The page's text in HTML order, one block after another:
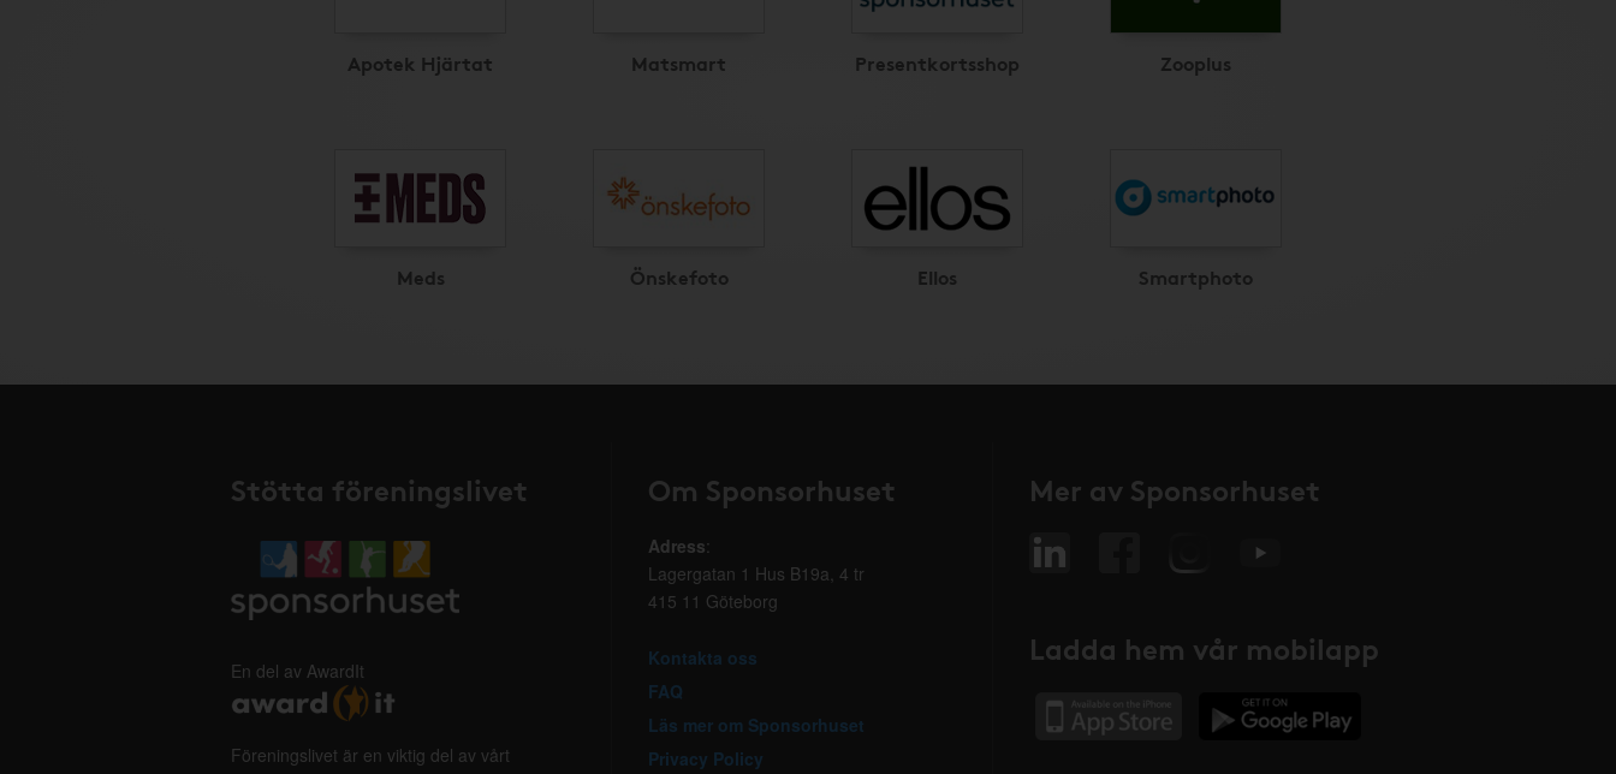
Apotek Hjärtat Matsmart Presentkortsshop Zooplus
Meds Önskefoto Ellos Smartphoto
Stötta föreningslivet
En del av AwardIt
Föreningslivet är en viktig del av vårt
Om Sponsorhuset
Adress:
Lagergatan 1 Hus B19a, 4 tr
415 11 Göteborg
Kontakta oss
FAQ
Läs mer om Sponsorhuset
Privacy Policy
Mer av Sponsorhuset
Ladda hem vår mobilapp